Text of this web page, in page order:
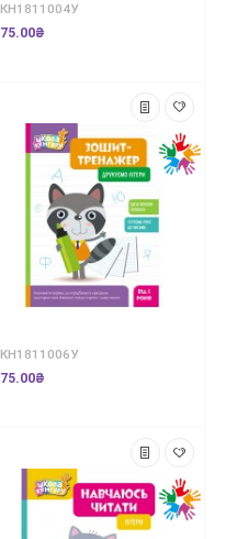
КН1811004У
75.00₴
КН1811006У
75.00₴